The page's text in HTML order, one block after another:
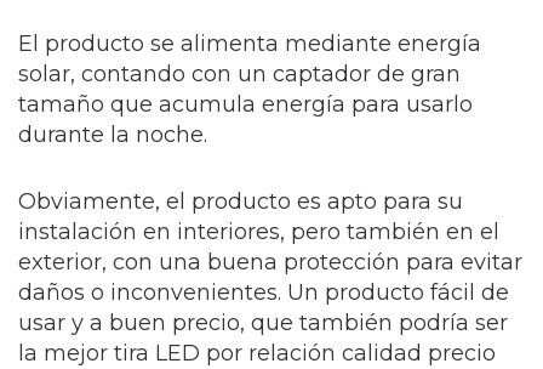
El producto se alimenta mediante energía
solar, contando con un captador de gran
tamaño que acumula energía para usarlo
durante la noche.
Obviamente, el producto es apto para su
instalación en interiores, pero también en el
exterior, con una buena protección para evitar
daños o inconvenientes. Un producto fácil de
usar y a buen precio, que también podría ser
la mejor tira LED por relación calidad precio